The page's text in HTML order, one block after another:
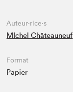
Auteur·rice·s
MIchel Châteauneuf
Format
Papier